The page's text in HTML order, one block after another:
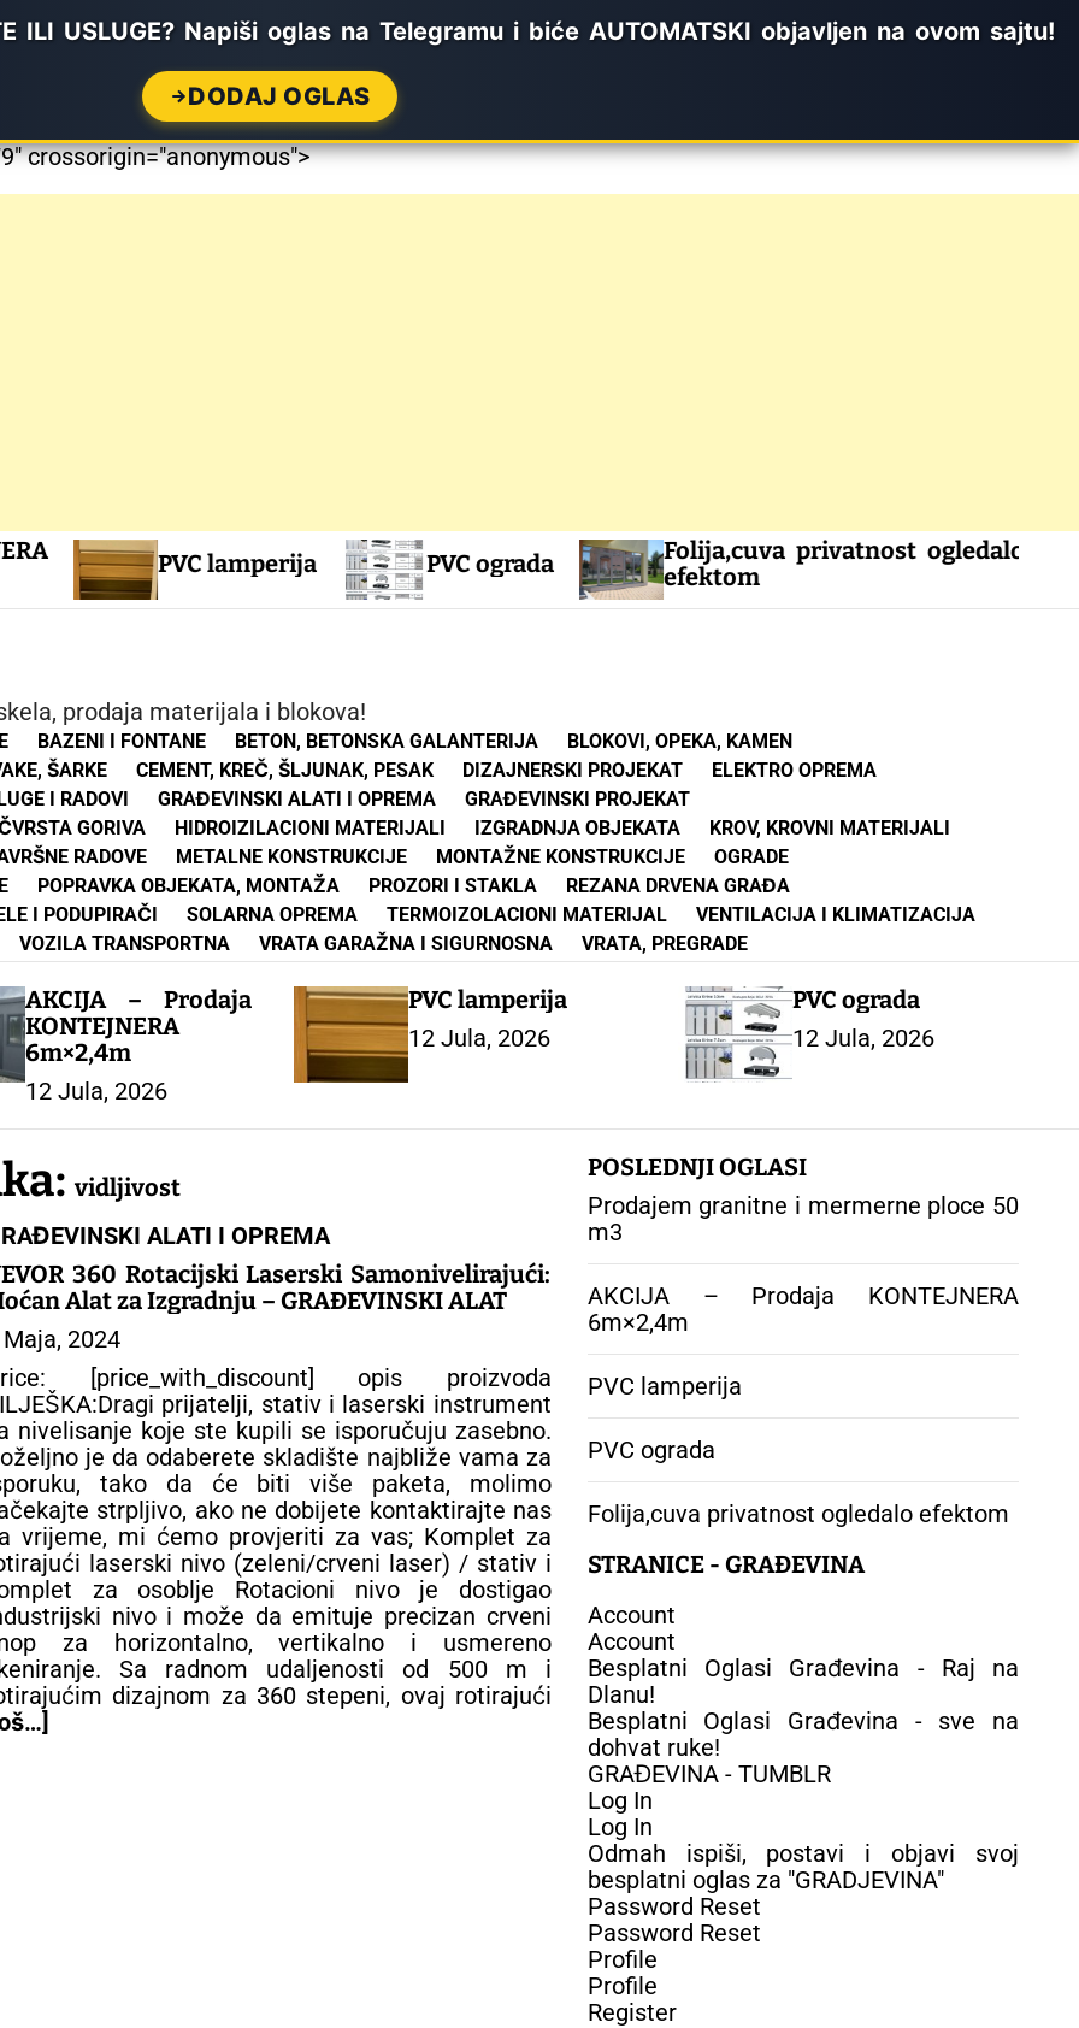
ILI USLUGE? Napiši oglas na Telegramu i biće AUTOMATSKI objavljen na ovom sajtu!
DODAJ OGLAS
crossorigin="anonymous">
PVC lamperija PVC ograda
Folija,cuva privatnost ogledalo
efektom
prodaja materijala i blokova!
BAZENI I FONTANE BETON, BETONSKA GALANTERIJA
BLOKOVI, OPEKA, KAMEN
ŠARKE CEMENT, KREČ, ŠLJUNAK, PESAK DIZAJNERSKI PROJEKAT
ELEKTRO OPREMA
I RADOVI GRAĐEVINSKI ALATI I OPREMA
GRAĐEVINSKI PROJEKAT
GORIVA HIDROIZILACIONI MATERIJALI IZGRADNJA OBJEKATA
KROV, KROVNI MATERIJALI
RADOVE METALNE KONSTRUKCIJE MONTAŽNE KONSTRUKCIJE
OGRADE
POPRAVKA OBJEKATA, MONTAŽA PROZORI I STAKLA
REZANA DRVENA GRAĐA
I PODUPIRAČI SOLARNA OPREMA TERMOIZOLACIONI MATERIJAL
VENTILACIJA I KLIMATIZACIJA
VOZILA TRANSPORTNA VRATA GARAŽNA I SIGURNOSNA VRATA, PREGRADE
AKCIJA – Prodaja
KONTEJNERA
6m×2,4m
12 Jula, 2026
PVC lamperija
12 Jula, 2026
PVC ograda
12 Jula, 2026
vidljivost
ALATI I OPREMA
360 Rotacijski Laserski Samonivelirajući:
Alat za Izgradnju – GRAĐEVINSKI ALAT
2024
[price_with_discount] opis proizvoda
prijatelji, stativ i laserski instrument
nivelisanje koje ste kupili se isporučuju zasebno.
je da odaberete skladište najbliže vama za
tako da će biti više paketa, molimo
strpljivo, ako ne dobijete kontaktirajte nas
vrijeme, mi ćemo provjeriti za vas; Komplet za
laserski nivo (zeleni/crveni laser) / stativ i
za osoblje Rotacioni nivo je dostigao
nivo i može da emituje precizan crveni
za horizontalno, vertikalno i usmereno
Sa radnom udaljenosti od 500 m i
dizajnom za 360 stepeni, ovaj rotirajući
POSLEDNJI OGLASI
Prodajem granitne i mermerne ploce 50
m3
AKCIJA – Prodaja KONTEJNERA
6m×2,4m
PVC lamperija
PVC ograda
Folija,cuva privatnost ogledalo efektom
STRANICE - GRAĐEVINA
Account
Account
Besplatni Oglasi Građevina - Raj na
Dlanu!
Besplatni Oglasi Građevina - sve na
dohvat ruke!
GRAĐEVINA - TUMBLR
Log In
Log In
Odmah ispiši, postavi i objavi svoj
besplatni oglas za "GRADJEVINA"
Password Reset
Password Reset
Profile
Profile
Register